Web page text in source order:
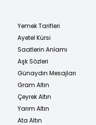
Yemek Tarifleri
Ayetel Kürsi
Saatlerin Anlamı
Aşk Sözleri
Günaydın Mesajları
Gram Altın
Çeyrek Altın
Yarım Altın
Ata Altın